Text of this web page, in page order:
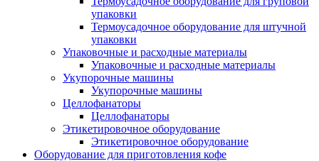
упаковки
Термоусадочное оборудование для штучной
упаковки
Упаковочные и расходные материалы
Упаковочные и расходные материалы
Укупорочные машины
Укупорочные машины
Целлофанаторы
Целлофанаторы
Этикетировочное оборудование
Этикетировочное оборудование
Оборудование для приготовления кофе